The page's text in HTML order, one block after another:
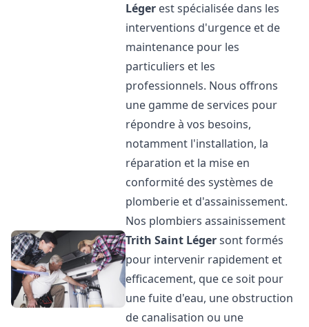
Léger est spécialisée dans les
interventions d'urgence et de
maintenance pour les
particuliers et les
professionnels. Nous offrons
une gamme de services pour
répondre à vos besoins,
notamment l'installation, la
réparation et la mise en
conformité des systèmes de
plomberie et d'assainissement.
Nos plombiers assainissement
Trith Saint Légersont formés
pour intervenir rapidement et
efficacement, que ce soit pour
une fuite d'eau, une obstruction
de canalisation ou une